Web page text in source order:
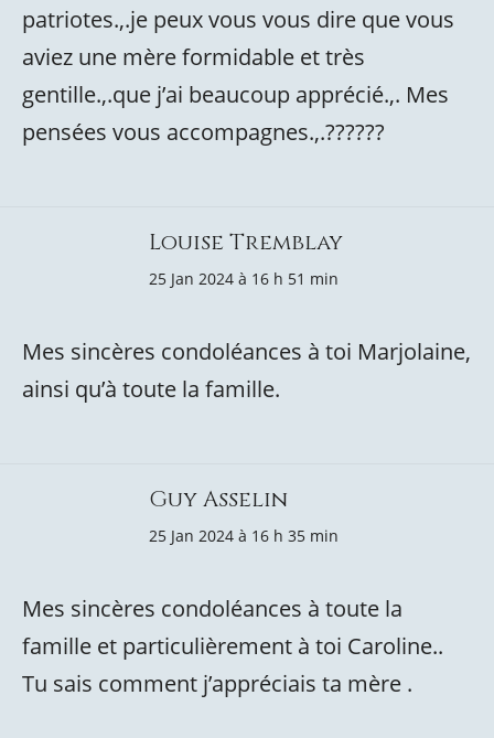
patriotes.,.je peux vous vous dire que vous
aviez une mère formidable et très
gentille.,.que j’ai beaucoup apprécié.,. Mes
pensées vous accompagnes.,.??????
Louise Tremblay
25 Jan 2024 à 16 h 51 min
Mes sincères condoléances à toi Marjolaine,
ainsi qu’à toute la famille.
Guy Asselin
25 Jan 2024 à 16 h 35 min
Mes sincères condoléances à toute la
famille et particulièrement à toi Caroline..
Tu sais comment j’appréciais ta mère .